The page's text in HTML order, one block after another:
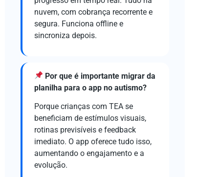
nuvem, com cobrança recorrente e
segura. Funciona offline e
sincroniza depois.
Por que é importante migrar da
planilha para o app no autismo?
Porque crianças com TEA se
beneficiam de estímulos visuais,
rotinas previsíveis e feedback
imediato. O app oferece tudo isso,
aumentando o engajamento e a
evolução.